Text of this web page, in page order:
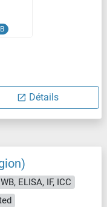
Détails
WB, ELISA, IF, ICC